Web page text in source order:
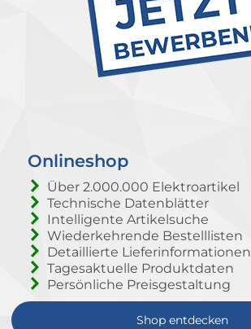
Onlineshop
Über 2.000.000 Elektroartikel
Technische Datenblätter
Intelligente Artikelsuche
Wiederkehrende Bestelllisten
Detaillierte Lieferinformationen
Tagesaktuelle Produktdaten
Persönliche Preisgestaltung
Shop entdecken